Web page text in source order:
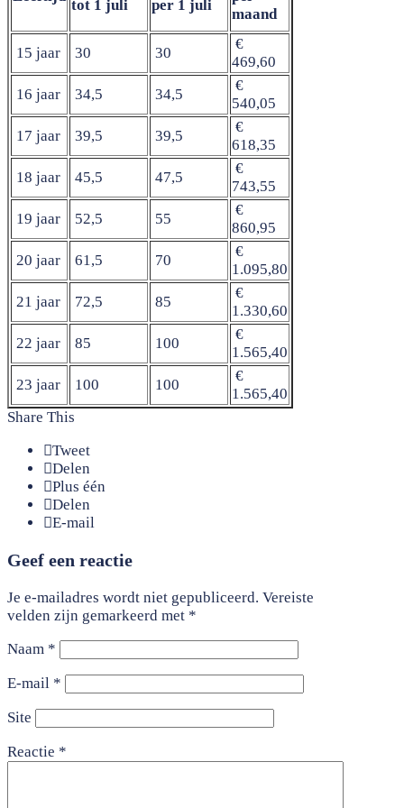
tot 1 juli
per 1 juli
maand
15 jaar 30 30
€
469,60
16 jaar
34,5 34,5
€
540,05
17 jaar
39,5 39,5
€
618,35
18 jaar
45,5 47,5
€
743,55
19 jaar
52,5 55
€
860,95
20 jaar
61,5 70
€
1.095,80
21 jaar
72,5 85
€
1.330,60
22 jaar
85 100
€
1.565,40
23 jaar
100 100
€
1.565,40
Share This
Tweet
Delen
Plus één
Delen
E-mail
Geef een reactie
Je e-mailadres wordt niet gepubliceerd. Vereiste
velden zijn gemarkeerd met *
Naam *
E-mail *
Site
Reactie *